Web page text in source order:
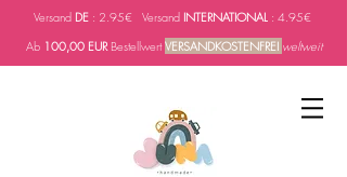
Versand DE : 2.95€ Versand INTERNATIONAL : 4.95€
Ab 100,00 EURBestellwertVERSANDKOSTENFREI weltweit